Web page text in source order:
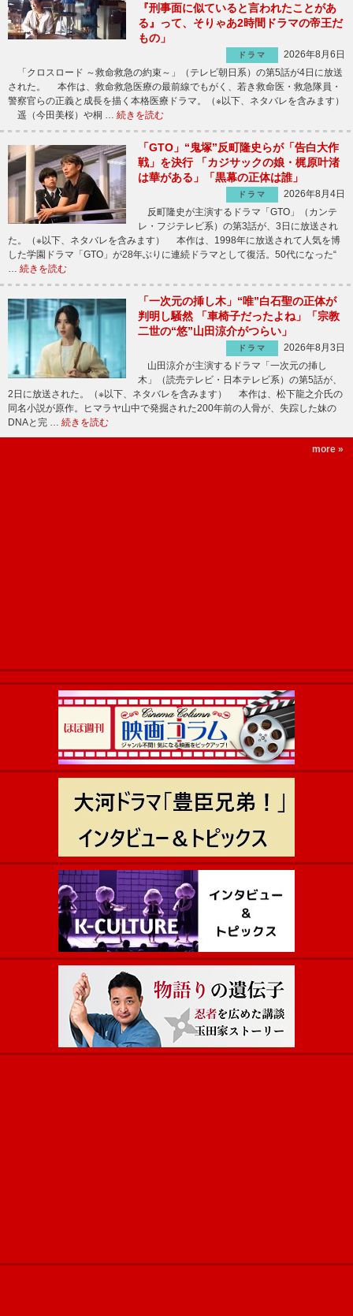
『刑事面に似ていると言われたことがあ
る』って、そりゃあ2時間ドラマの帝王だ
もの」
ドラマ
2026年8月6日
「クロスロード ～救命救急の約束～」（テレビ朝日系）の第5話が4日に放送
された。 本作は、救命救急医療の最前線でもがく、若き救命医・救急隊員・
警察官らの正義と成長を描く本格医療ドラマ。（※以下、ネタバレを含みます）
遥（今田美桜）や桐 … 続きを読む
「GTO」“鬼塚”反町隆史らが「告白大作
戦」を決行 「カジサックの娘・梶原叶渚
は華がある」「黒幕の正体は誰」
ドラマ
2026年8月4日
反町隆史が主演するドラマ「GTO」（カンテ
レ・フジテレビ系）の第3話が、3日に放送され
た。（※以下、ネタバレを含みます） 本作は、1998年に放送されて人気を博
した学園ドラマ「GTO」が28年ぶりに連続ドラマとして復活。50代になった“
続きを読む
「一次元の挿し木」“唯”白石聖の正体が
判明し騒然 「車椅子だったよね」「宗教
二世の“悠”山田涼介がつらい」
ドラマ
2026年8月3日
山田涼介が主演するドラマ「一次元の挿し
木」（読売テレビ・日本テレビ系）の第5話が、
2日に放送された。（※以下、ネタバレを含みます） 本作は、松下龍之介氏の
同名小説が原作。ヒマラヤ山中で発掘された200年前の人骨が、失踪した妹の
DNAと完 … 続きを読む
more »